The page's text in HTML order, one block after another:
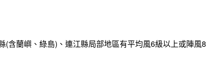
含蘭嶼、綠島)、連江縣局部地區有平均風6級以上或陣風8